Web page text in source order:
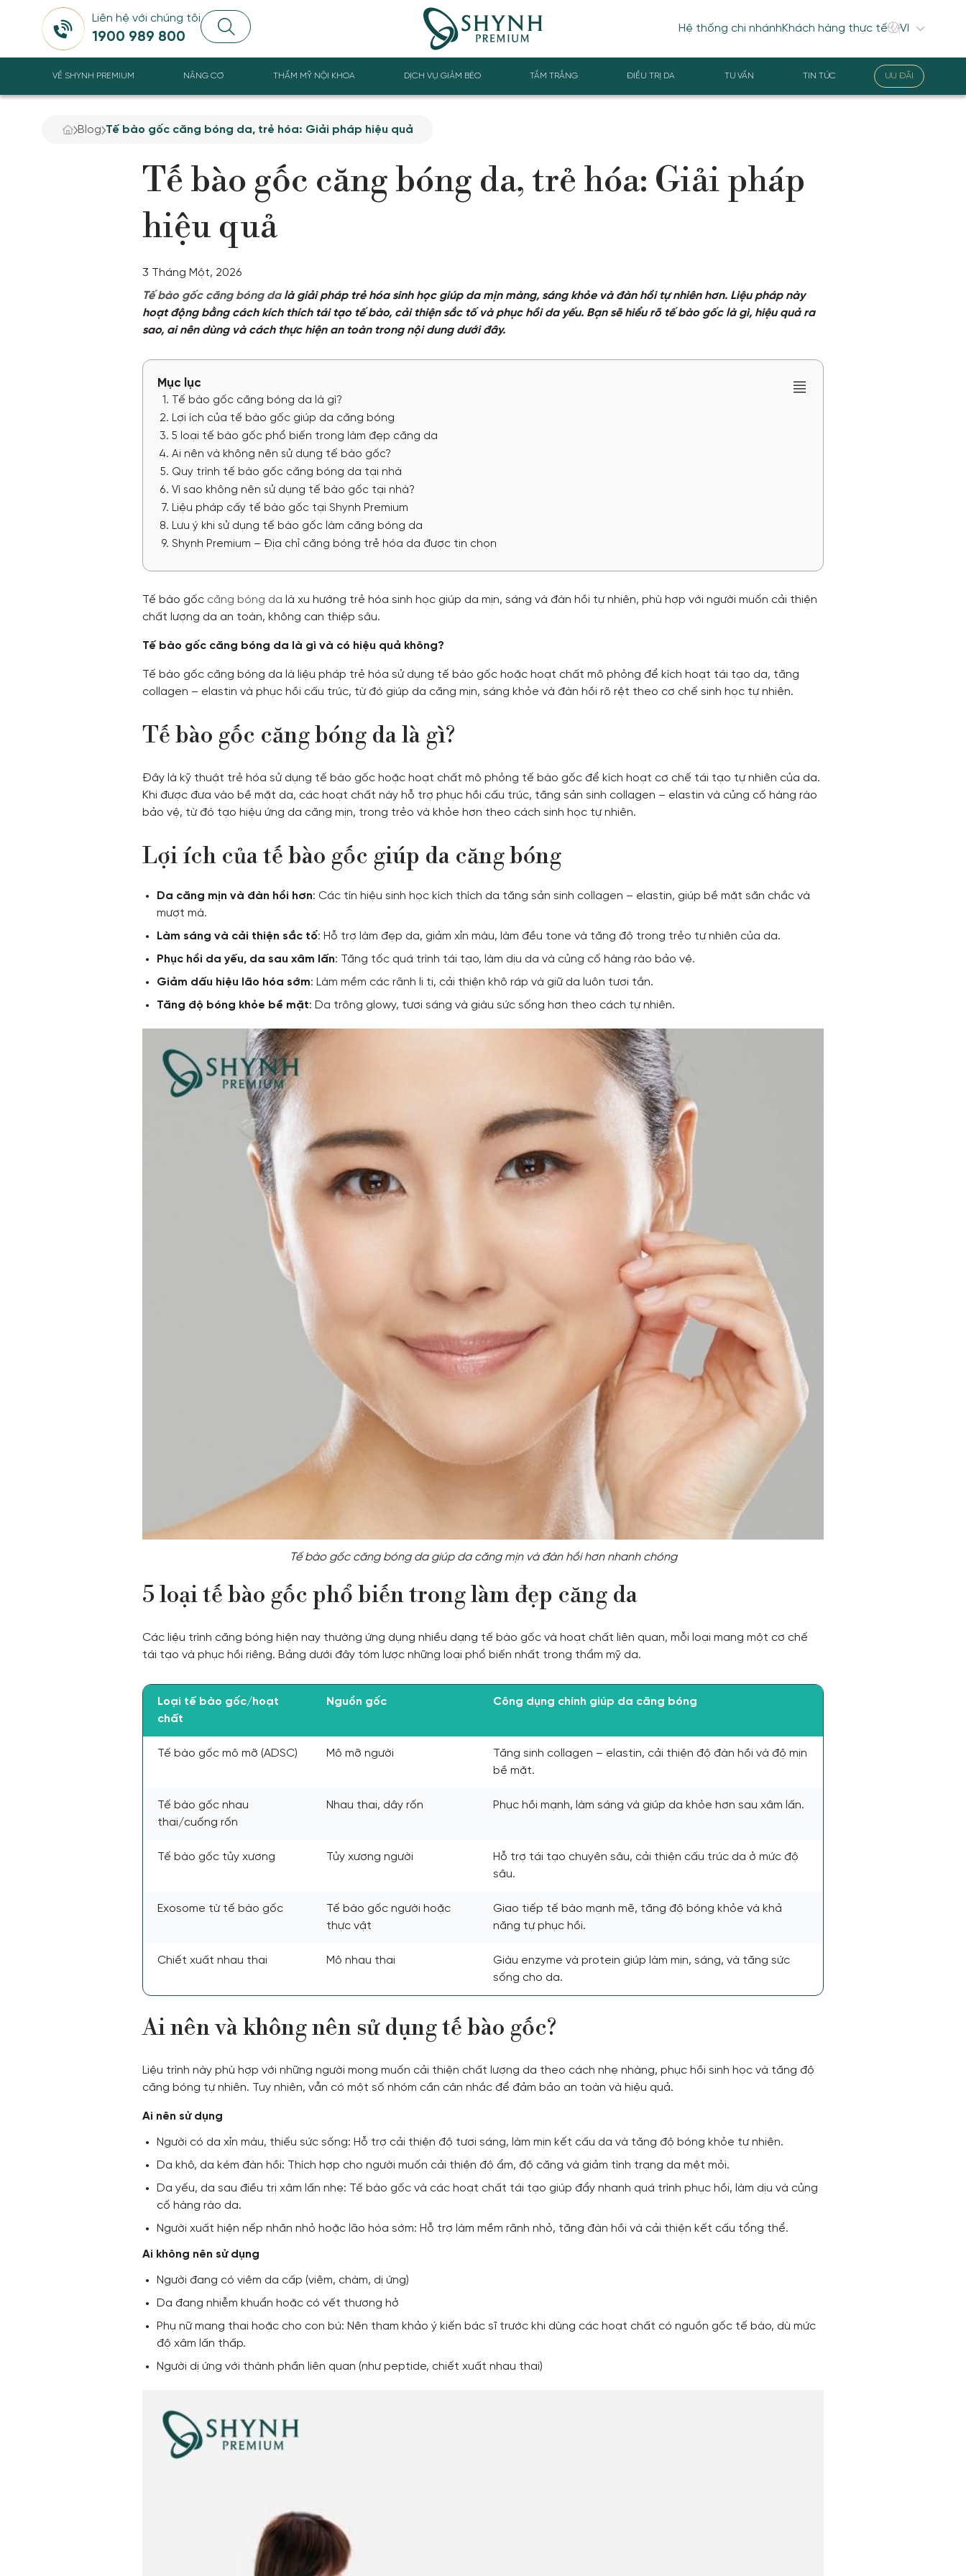
Liên hệ với chúng tôi
1900 989 800
Hệ thống chi nhánhKhách hàng thực tế
VỀ SHYNH PREMIUM NÂNG CƠ THẨM MỸ NỘI KHOA DỊCH VỤ GIẢM BÉO TẮM TRẮNG ĐIỀU TRỊ DA TƯ VẤN TIN TỨC ƯU ĐÃI
Blog Tế bào gốc căng bóng da, trẻ hóa: Giải pháp hiệu quả
Tế bào gốc căng bóng da, trẻ hóa: Giải pháp
hiệu quả
3 Tháng Một, 2026
Tế bào gốc căng bóng dalà giải pháp trẻ hóa sinh học giúp da mịn màng, sáng khỏe và đàn hồi tự nhiên hơn. Liệu pháp này
hoạt động bằng cách kích thích tái tạo tế bào, cải thiện sắc tố và phục hồi da yếu. Bạn sẽ hiểu rõ tế bào gốc là gì, hiệu quả ra
sao, ai nên dùng và cách thực hiện an toàn trong nội dung dưới đây.
Mục lục
Tế bào gốc căng bóng da là gì?
Lợi ích của tế bào gốc giúp da căng bóng
5 loại tế bào gốc phổ biến trong làm đẹp căng da
Ai nên và không nên sử dụng tế bào gốc?
Quy trình tế bào gốc căng bóng da tại nhà
Vì sao không nên sử dụng tế bào gốc tại nhà?
Liệu pháp cấy tế bào gốc tại Shynh Premium
Lưu ý khi sử dụng tế bào gốc làm căng bóng da
Shynh Premium – Địa chỉ căng bóng trẻ hóa da được tin chọn
Tế bào gốc căng bóng da là xu hướng trẻ hóa sinh học giúp da mịn, sáng và đàn hồi tự nhiên, phù hợp với người muốn cải thiện
chất lượng da an toàn, không can thiệp sâu.
Tế bào gốc căng bóng da là gì và có hiệu quả không?
Tế bào gốc căng bóng da là liệu pháp trẻ hóa sử dụng tế bào gốc hoặc hoạt chất mô phỏng để kích hoạt tái tạo da, tăng
collagen – elastin và phục hồi cấu trúc, từ đó giúp da căng mịn, sáng khỏe và đàn hồi rõ rệt theo cơ chế sinh học tự nhiên.
Tế bào gốc căng bóng da là gì?
Đây là kỹ thuật trẻ hóa sử dụng tế bào gốc hoặc hoạt chất mô phỏng tế bào gốc để kích hoạt cơ chế tái tạo tự nhiên của da.
Khi được đưa vào bề mặt da, các hoạt chất này hỗ trợ phục hồi cấu trúc, tăng sản sinh collagen – elastin và củng cố hàng rào
bảo vệ, từ đó tạo hiệu ứng da căng mịn, trong trẻo và khỏe hơn theo cách sinh học tự nhiên.
Lợi ích của tế bào gốc giúp da căng bóng
Da căng mịn và đàn hồi hơn: Các tín hiệu sinh học kích thích da tăng sản sinh collagen – elastin, giúp bề mặt săn chắc và
mượt mà.
Làm sáng và cải thiện sắc tố: Hỗ trợ làm đẹp da, giảm xỉn màu, làm đều tone và tăng độ trong trẻo tự nhiên của da.
Phục hồi da yếu, da sau xâm lấn: Tăng tốc quá trình tái tạo, làm dịu da và củng cố hàng rào bảo vệ.
Giảm dấu hiệu lão hóa sớm: Làm mềm các rãnh li ti, cải thiện khô ráp và giữ da luôn tươi tắn.
Tăng độ bóng khỏe bề mặt: Da trông glowy, tươi sáng và giàu sức sống hơn theo cách tự nhiên.
Tế bào gốc căng bóng da giúp da căng mịn và đàn hồi hơn nhanh chóng
5 loại tế bào gốc phổ biến trong làm đẹp căng da
Các liệu trình căng bóng hiện nay thường ứng dụng nhiều dạng tế bào gốc và hoạt chất liên quan, mỗi loại mang một cơ chế
tái tạo và phục hồi riêng. Bảng dưới đây tóm lược những loại phổ biến nhất trong thẩm mỹ da.
Loại tế bào gốc/hoạt
chất
Nguồn gốc Công dụng chính giúp da căng bóng
Tế bào gốc mô mỡ (ADSC) Mô mỡ người
Tăng sinh collagen – elastin, cải thiện độ đàn hồi và độ mịn
bề mặt.
Tế bào gốc nhau
thai/cuống rốn
Nhau thai, dây rốn Phục hồi mạnh, làm sáng và giúp da khỏe hơn sau xâm lấn.
Tế bào gốc tủy xương Tủy xương người
Hỗ trợ tái tạo chuyên sâu, cải thiện cấu trúc da ở mức độ
sâu.
Exosome từ tế bào gốc
Tế bào gốc người hoặc
thực vật
Giao tiếp tế bào mạnh mẽ, tăng độ bóng khỏe và khả
năng tự phục hồi.
Chiết xuất nhau thai Mô nhau thai
Giàu enzyme và protein giúp làm mịn, sáng, và tăng sức
sống cho da.
Ai nên và không nên sử dụng tế bào gốc?
Liệu trình này phù hợp với những người mong muốn cải thiện chất lượng da theo cách nhẹ nhàng, phục hồi sinh học và tăng độ
căng bóng tự nhiên. Tuy nhiên, vẫn có một số nhóm cần cân nhắc để đảm bảo an toàn và hiệu quả.
Ai nên sử dụng
Người có da xỉn màu, thiếu sức sống: Hỗ trợ cải thiện độ tươi sáng, làm mịn kết cấu da và tăng độ bóng khỏe tự nhiên.
Da khô, da kém đàn hồi: Thích hợp cho người muốn cải thiện độ ẩm, độ căng và giảm tình trạng da mệt mỏi.
Da yếu, da sau điều trị xâm lấn nhẹ: Tế bào gốc và các hoạt chất tái tạo giúp đẩy nhanh quá trình phục hồi, làm dịu và củng
cố hàng rào da.
Người xuất hiện nếp nhăn nhỏ hoặc lão hóa sớm: Hỗ trợ làm mềm rãnh nhỏ, tăng đàn hồi và cải thiện kết cấu tổng thể.
Ai không nên sử dụng
Người đang có viêm da cấp (viêm, chàm, dị ứng)
Da đang nhiễm khuẩn hoặc có vết thương hở
Phụ nữ mang thai hoặc cho con bú: Nên tham khảo ý kiến bác sĩ trước khi dùng các hoạt chất có nguồn gốc tế bào, dù mức
độ xâm lấn thấp.
Người dị ứng với thành phần liên quan (như peptide, chiết xuất nhau thai)